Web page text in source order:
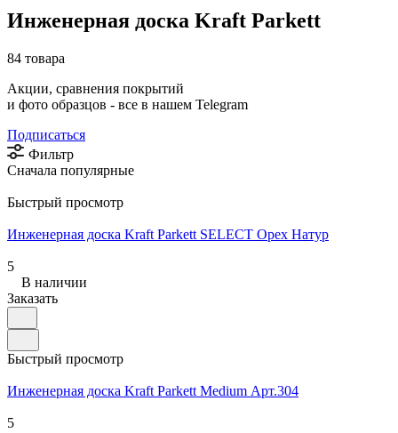
Инженерная доска Kraft Parkett
84 товара
Акции, сравнения покрытий
и фото образцов - все в нашем Telegram
Подписаться
Фильтр
Сначала популярные
Быстрый просмотр
Инженерная доска Kraft Parkett SELECT Орех Натур
5
В наличии
Заказать
Быстрый просмотр
Инженерная доска Kraft Parkett Medium Арт.304
5